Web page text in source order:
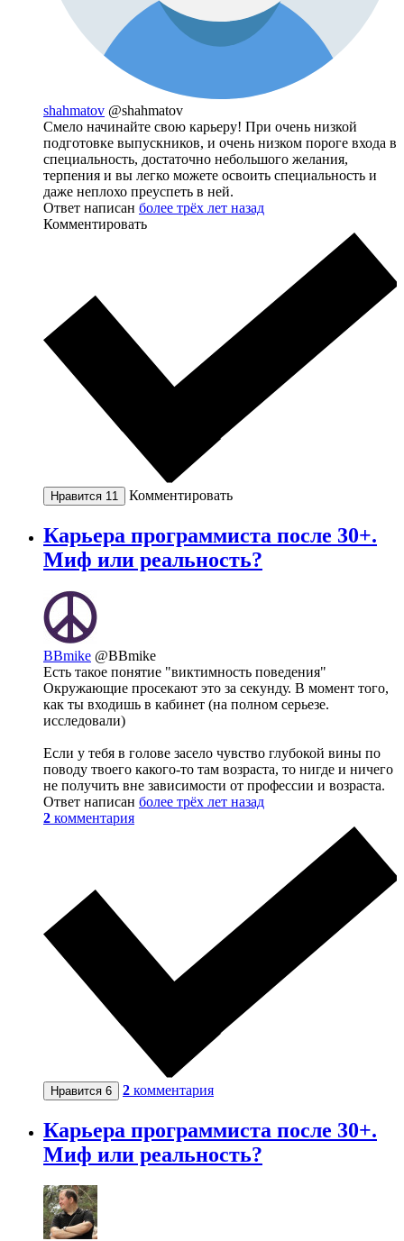
shahmatov @shahmatov
Смело начинайте свою карьеру! При очень низкой
подготовке выпускников, и очень низком пороге входа в
специальность, достаточно небольшого желания,
терпения и вы легко можете освоить специальность и
даже неплохо преуспеть в ней.
Ответ написан более трёх лет назад
Комментировать
Нравится 11 Комментировать
Карьера программиста после 30+.
Миф или реальность?
BBmike @BBmike
Есть такое понятие "виктимность поведения"
Окружающие просекают это за секунду. В момент того,
как ты входишь в кабинет (на полном серьезе.
исследовали)
Если у тебя в голове засело чувство глубокой вины по
поводу твоего какого-то там возраста, то нигде и ничего
не получить вне зависимости от профессии и возраста.
Ответ написан более трёх лет назад
2 комментария
Нравится 6 2 комментария
Карьера программиста после 30+.
Миф или реальность?